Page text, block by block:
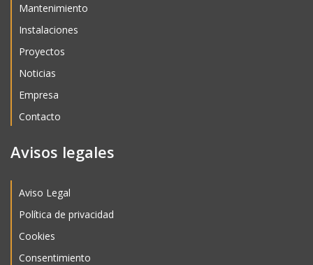
Mantenimiento
Instalaciones
Proyectos
Noticias
Empresa
Contacto
Avisos legales
Aviso Legal
Política de privacidad
Cookies
Consentimiento